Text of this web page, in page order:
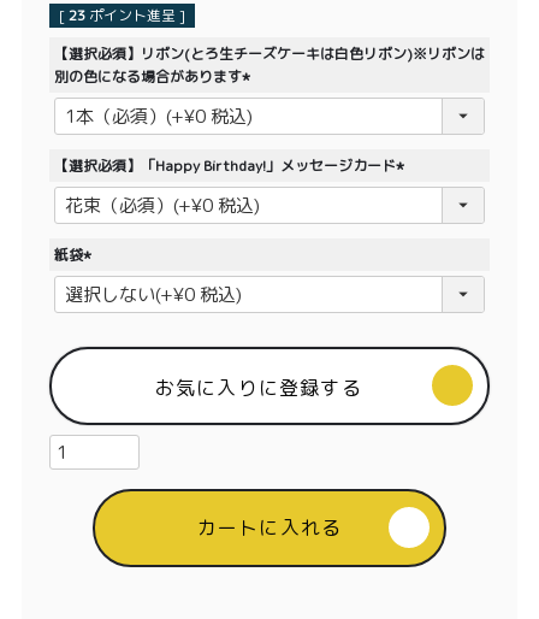
TOP
読みもの
お問い合わせ
商品
メンバー特典
ご利用ガイド
プライバシーポリシー
特定商取引法に基づく表記
[23 ポイント進呈 ]
【選択必須】リボン(とろ生チーズケーキは白色リボン)※リボンは
別の色になる場合があります
(
必
)
【選択必須】「Happy Birthday!」メッセージカード
必
紙袋
(
必
)
お気に入りに登録する
カートに入れる